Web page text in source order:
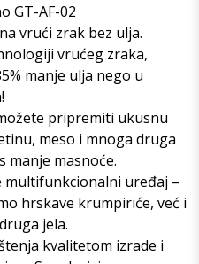
GT-AF-02
vrući zrak bez ulja.
vrućeg zraka,
manje ulja nego u
pripremiti ukusnu
meso i mnoga druga
manje masnoće.
multifunkcionalni uređaj –
hrskave krumpiriće, već i
jela.
kvalitetom izrade i